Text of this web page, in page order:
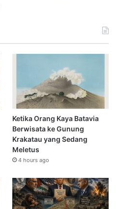
Ketika Orang Kaya Batavia
Berwisata ke Gunung
Krakatau yang Sedang
Meletus
4 hours ago